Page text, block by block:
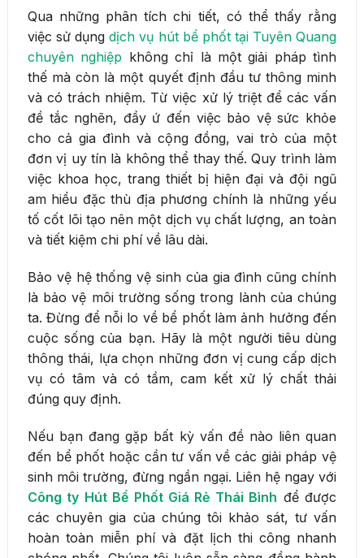
Qua những phân tích chi tiết, có thể thấy rằng
việc sử dụngdịch vụ hút bể phốt tại Tuyên Quang
chuyên nghiệp không chỉ là một giải pháp tình
thế mà còn là một quyết định đầu tư thông minh
và có trách nhiệm. Từ việc xử lý triệt để các vấn
đề tắc nghẽn, đầy ứ đến việc bảo vệ sức khỏe
cho cả gia đình và cộng đồng, vai trò của một
đơn vị uy tín là không thể thay thế. Quy trình làm
việc khoa học, trang thiết bị hiện đại và đội ngũ
am hiểu đặc thù địa phương chính là những yếu
tố cốt lõi tạo nên một dịch vụ chất lượng, an toàn
và tiết kiệm chi phí về lâu dài.
Bảo vệ hệ thống vệ sinh của gia đình cũng chính
là bảo vệ môi trường sống trong lành của chúng
ta. Đừng để nỗi lo về bể phốt làm ảnh hưởng đến
cuộc sống của bạn. Hãy là một người tiêu dùng
thông thái, lựa chọn những đơn vị cung cấp dịch
vụ có tâm và có tầm, cam kết xử lý chất thải
đúng quy định.
Nếu bạn đang gặp bất kỳ vấn đề nào liên quan
đến bể phốt hoặc cần tư vấn về các giải pháp vệ
sinh môi trường, đừng ngần ngại. Liên hệ ngay với
Công ty Hút Bể Phốt Giá Rẻ Thái Bình để được
các chuyên gia của chúng tôi khảo sát, tư vấn
hoàn toàn miễn phí và đặt lịch thi công nhanh